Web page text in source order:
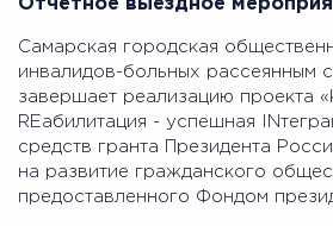
Отчётное выездное
Самарская городская
инвалидов-больных рассеянным
завершает реализацию проекта
REабилитация - успешная
средств гранта Президента
на развитие гражданского
предоставленного Фондом